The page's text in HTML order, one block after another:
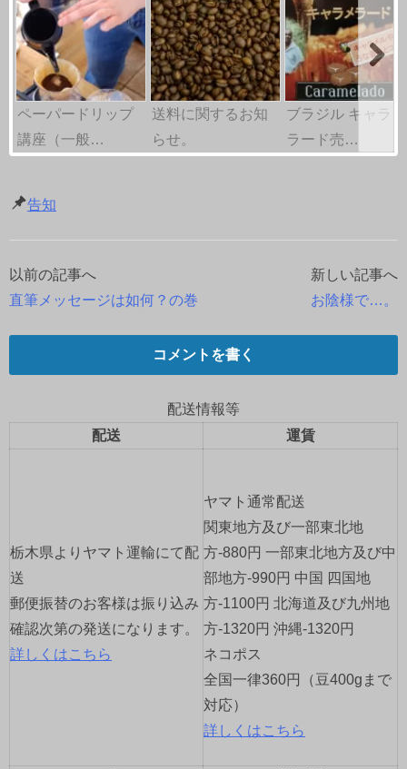
ペーパードリップ
講座（一般…
送料に関するお知
らせ。
ブラジル キャラメ
ラード売…
告知
投
ョ
ン
以前の記事へ
直筆メッセージは如何？の巻
新しい記事へ
お陰様で…。
コメントを書く
配送情報等
配送
運賃
栃木県よりヤマト運輸にて配
送
郵便振替のお客様は振り込み
確認次第の発送になります。
詳しくはこちら
ヤマト通常配送
関東地方及び一部東北地
方-880円 一部東北地方及び中
部地方-990円 中国 四国地
方-1100円 北海道及び九州地
方-1320円 沖縄-1320円
ネコポス
全国一律360円（豆400gまで
対応）
詳しくはこちら